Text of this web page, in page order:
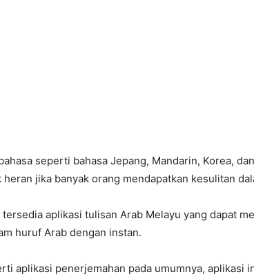
seperti bahasa Jepang, Mandarin, Korea,
heran jika banyak orang mendapatkan kesulitan
aplikasi tulisan Arab Melayu yang dapat
huruf Arab dengan instan.
aplikasi penerjemahan pada umumnya, aplikasi